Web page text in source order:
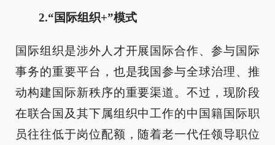
2.“国际组织+”模式
国际组织是涉外人才开展国际合作、参与国际
事务的重要平台，也是我国参与全球治理、推
动构建国际新秩序的重要渠道。不过，现阶段
在联合国及其下属组织中工作的中国籍国际职
员往往低于岗位配额，随着老一代任领导职位